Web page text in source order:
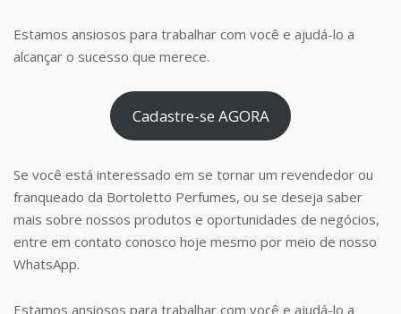
Estamos ansiosos para trabalhar com você e ajudá-lo a
alcançar o sucesso que merece.
Cadastre-se AGORA
Se você está interessado em se tornar um revendedor ou
franqueado da Bortoletto Perfumes, ou se deseja saber
mais sobre nossos produtos e oportunidades de negócios,
entre em contato conosco hoje mesmo por meio de nosso
WhatsApp.
Estamos ansiosos para trabalhar com você e ajudá-lo a